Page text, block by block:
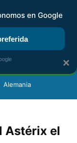
RENTA
Alemania
Astérix el
×
en Google